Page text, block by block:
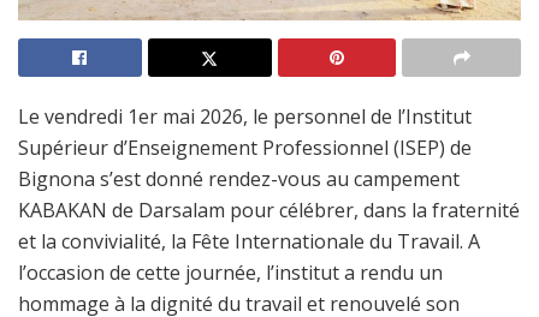
Le vendredi 1er mai 2026, le personnel de l’Institut
Supérieur d’Enseignement Professionnel (ISEP) de
Bignona s’est donné rendez-vous au campement
KABAKAN de Darsalam pour célébrer, dans la fraternité
et la convivialité, la Fête Internationale du Travail. A
l’occasion de cette journée, l’institut a rendu un
hommage à la dignité du travail et renouvelé son